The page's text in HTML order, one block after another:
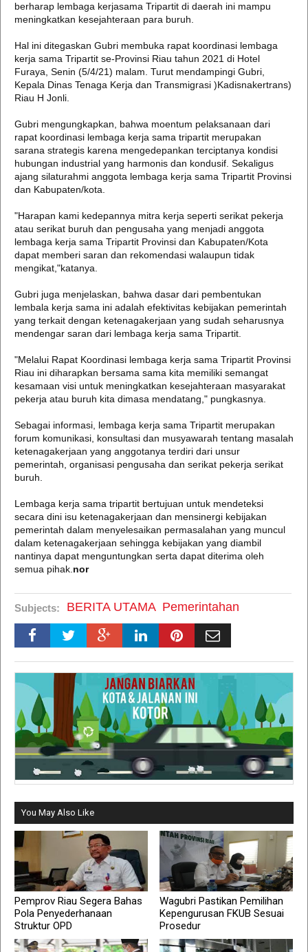
berharap lembaga kerjasama Tripartit di daerah ini mampu
meningkatkan kesejahteraan para buruh.
Hal ini ditegaskan Gubri membuka rapat koordinasi lembaga
kerja sama Tripartit se-Provinsi Riau tahun 2021 di Hotel
Furaya, Senin (5/4/21) malam. Turut mendampingi Gubri,
Kepala Dinas Tenaga Kerja dan Transmigrasi )Kadisnakertrans)
Riau H Jonli.
Gubri mengungkapkan, bahwa moentum pelaksanaan dari
rapat koordinasi lembaga kerja sama tripartit merupakan
sarana strategis karena mengedepankan terciptanya kondisi
hubungan industrial yang harmonis dan kondusif. Sekaligus
ajang silaturahmi anggota lembaga kerja sama Tripartit Provinsi
dan Kabupaten/kota.
"Harapan kami kedepannya mitra kerja seperti serikat pekerja
atau serikat buruh dan pengusaha yang menjadi anggota
lembaga kerja sama Tripartit Provinsi dan Kabupaten/Kota
dapat memberi saran dan rekomendasi walaupun tidak
mengikat,"katanya.
Gubri juga menjelaskan, bahwa dasar dari pembentukan
lembala kerja sama ini adalah efektivitas kebijakan pemerintah
yang terkait dengan ketenagakerjaan yang sudah seharusnya
mendengar saran dari lembaga kerja sama Tripartit.
"Melalui Rapat Koordinasi lembaga kerja sama Tripartit Provinsi
Riau ini diharapkan bersama sama kita memiliki semangat
kesamaan visi untuk meningkatkan kesejahteraan masyarakat
pekerja atau buruh kita dimasa mendatang," pungkasnya.
Sebagai informasi, lembaga kerja sama Tripartit merupakan
forum komunikasi, konsultasi dan musyawarah tentang masalah
ketenagakerjaan yang anggotanya terdiri dari unsur
pemerintah, organisasi pengusaha dan serikat pekerja serikat
buruh.
Lembaga kerja sama tripartit bertujuan untuk mendeteksi
secara dini isu ketenagakerjaan dan mensinergi kebijakan
pemerintah dalam menyelesaikan permasalahan yang muncul
dalam ketenagakerjaan sehingga kebijakan yang diambil
nantinya dapat menguntungkan serta dapat diterima oleh
semua pihak. nor
Subjects: BERITA UTAMA Pemerintahan
You May Also Like
Pemprov Riau Segera Bahas
Pola Penyederhanaan
Struktur OPD
Wagubri Pastikan Pemilihan
Kepengurusan FKUB Sesuai
Prosedur